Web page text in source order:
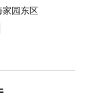
家园东区